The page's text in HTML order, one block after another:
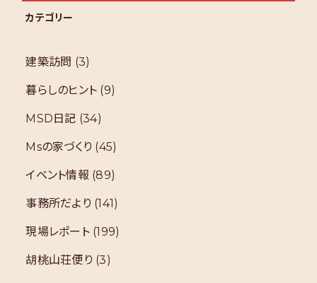
カテゴリー
建築訪問 (3)
暮らしのヒント (9)
MSD日記 (34)
Msの家づくり (45)
イベント情報 (89)
事務所だより (141)
現場レポート(199)
胡桃山荘便り (3)